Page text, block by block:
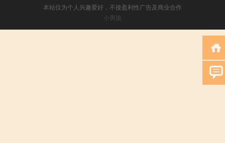
本站仅为个人兴趣爱好，不接盈利性广告及商业合作
小男孩